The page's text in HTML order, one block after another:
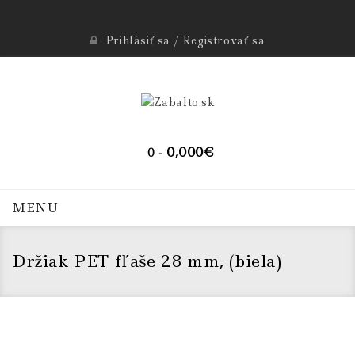
Prihlásiť sa / Registrovať sa
MENU
0 - 0,000€
Držiak PET fľaše 28 mm, (biela)